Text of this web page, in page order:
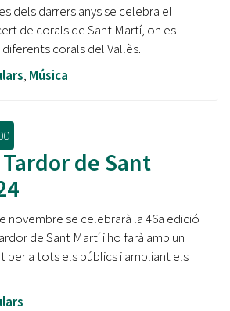
dels darrers anys se celebra el
de corals de Sant Martí, on es
corals del Vallès.
, Música
de Sant
novembre se celebrarà la 46a edició
de Sant Martí i ho farà amb un
per a tots els públics i ampliant els